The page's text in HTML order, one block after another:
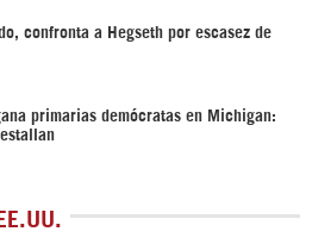
confronta a Hegseth por escasez de
primarias demócratas en Michigan:
estallan